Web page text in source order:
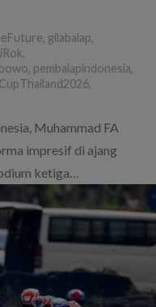
, gilabalap,
,
, pembalapindonesia,
,
Muhammad FA
impresif di ajang
ketiga…